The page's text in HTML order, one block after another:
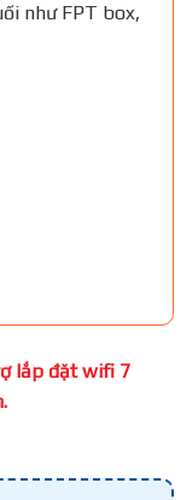
như FPT box,
lắp đặt wifi 7